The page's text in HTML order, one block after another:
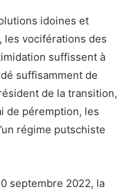
idoines et
les vociférations des
suffissent à
suffisamment de
de la transition,
de péremption, les
régime putschiste
septembre 2022, la